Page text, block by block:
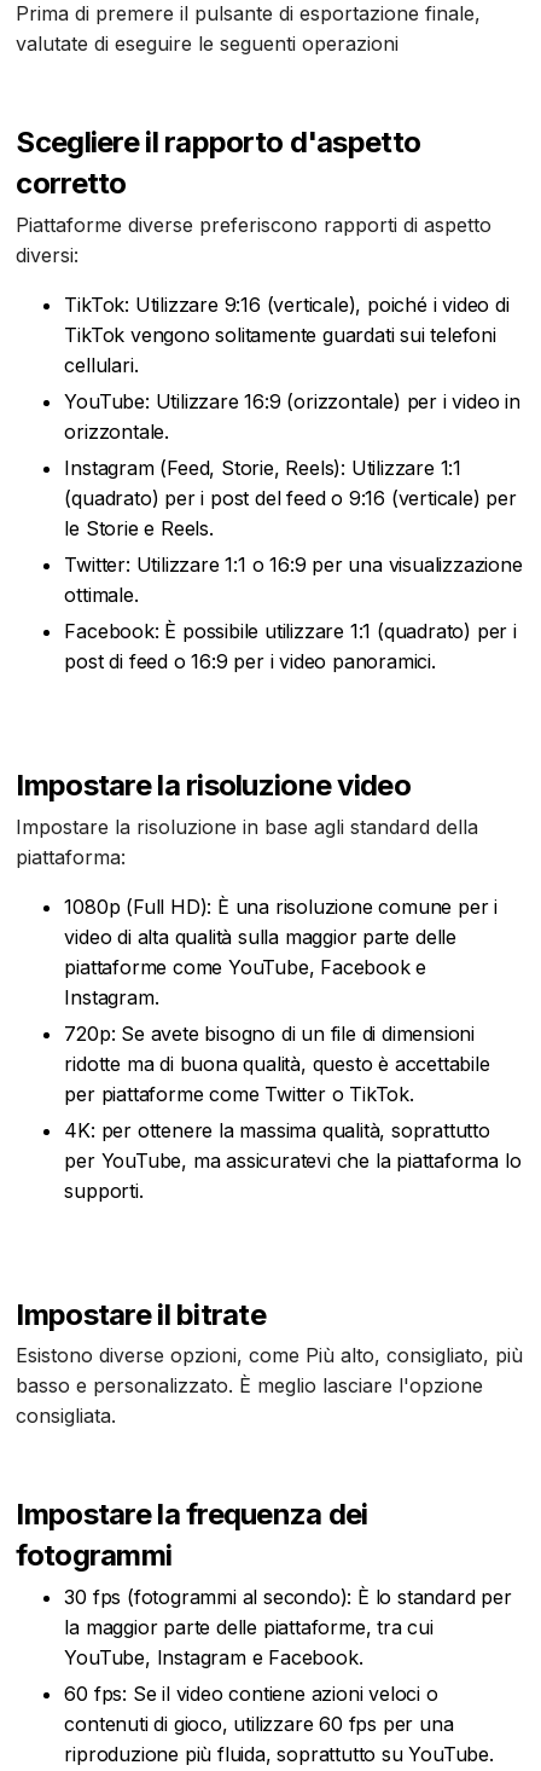
Prima di premere il pulsante di esportazione finale,
valutate di eseguire le seguenti operazioni
Scegliere il rapporto d'aspetto
corretto
Piattaforme diverse preferiscono rapporti di aspetto
diversi:
TikTok: Utilizzare 9:16 (verticale), poiché i video di
TikTok vengono solitamente guardati sui telefoni
cellulari.
YouTube: Utilizzare 16:9 (orizzontale) per i video in
orizzontale.
Instagram (Feed, Storie, Reels): Utilizzare 1:1
(quadrato) per i post del feed o 9:16 (verticale) per
le Storie e Reels.
Twitter: Utilizzare 1:1 o 16:9 per una visualizzazione
ottimale.
Facebook: È possibile utilizzare 1:1 (quadrato) per i
post di feed o 16:9 per i video panoramici.
Impostare la risoluzione video
Impostare la risoluzione in base agli standard della
piattaforma:
1080p (Full HD): È una risoluzione comune per i
video di alta qualità sulla maggior parte delle
piattaforme come YouTube, Facebook e
Instagram.
720p: Se avete bisogno di un file di dimensioni
ridotte ma di buona qualità, questo è accettabile
per piattaforme come Twitter o TikTok.
4K: per ottenere la massima qualità, soprattutto
per YouTube, ma assicuratevi che la piattaforma lo
supporti.
Impostare il bitrate
Esistono diverse opzioni, come Più alto, consigliato, più
basso e personalizzato. È meglio lasciare l'opzione
consigliata.
Impostare la frequenza dei
fotogrammi
30 fps (fotogrammi al secondo): È lo standard per
la maggior parte delle piattaforme, tra cui
YouTube, Instagram e Facebook.
60 fps: Se il video contiene azioni veloci o
contenuti di gioco, utilizzare 60 fps per una
riproduzione più fluida, soprattutto su YouTube.